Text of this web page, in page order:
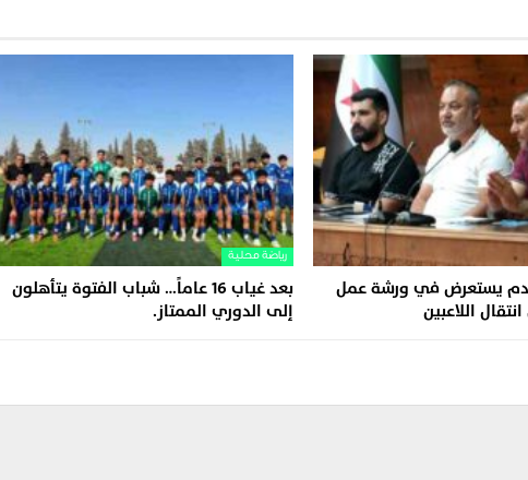
يستعرض في ورشة عمل
اللاعبين
رياضة محلية
بعد غياب 16 عاماً… شباب الفتوة يتأهلون
إلى الدوري الممتاز.